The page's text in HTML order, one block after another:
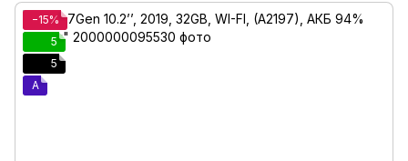
−15%
5
5
A